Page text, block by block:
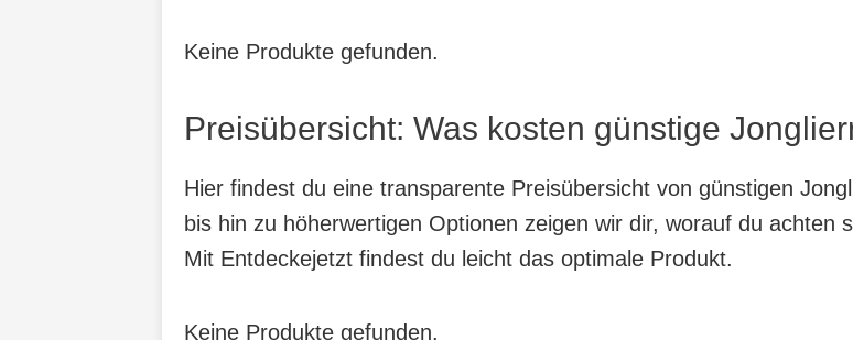
Keine Produkte gefunden.
Preisübersicht: Was kosten günstige
Hier findest du eine transparente Preisübersicht von günstigen
bis hin zu höherwertigen Optionen zeigen wir dir, worauf du achten
Mit Entdeckejetzt findest du leicht das optimale Produkt.
Keine Produkte gefunden.